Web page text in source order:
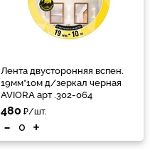
Лента двусторонняя вспен.
19мм*10м д/зеркал черная
AVIORA арт .302-064
480 ₽/шт.
- +